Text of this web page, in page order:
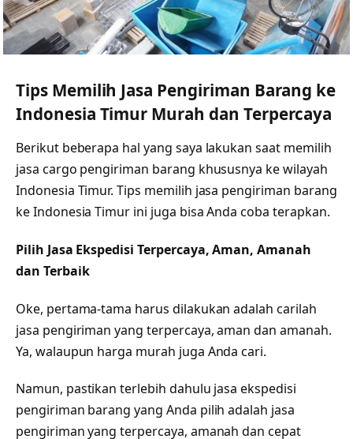
Tips Memilih Jasa Pengiriman Barang ke
Indonesia Timur Murah dan Terpercaya
Berikut beberapa hal yang saya lakukan saat memilih
jasa cargo pengiriman barang khususnya ke wilayah
Indonesia Timur. Tips memilih jasa pengiriman barang
ke Indonesia Timur ini juga bisa Anda coba terapkan.
Pilih Jasa Ekspedisi Terpercaya, Aman, Amanah
dan Terbaik
Oke, pertama-tama harus dilakukan adalah carilah
jasa pengiriman yang terpercaya, aman dan amanah.
Ya, walaupun harga murah juga Anda cari.
Namun, pastikan terlebih dahulu jasa ekspedisi
pengiriman barang yang Anda pilih adalah jasa
pengiriman yang terpercaya, amanah dan cepat